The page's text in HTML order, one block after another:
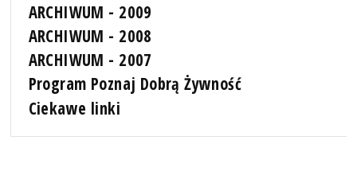
ARCHIWUM - 2009
ARCHIWUM - 2008
ARCHIWUM - 2007
Program Poznaj Dobrą Żywność
Ciekawe linki